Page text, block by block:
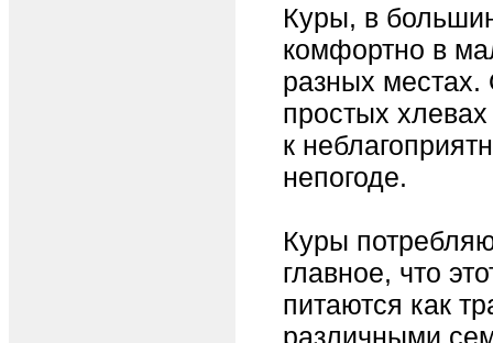
Куры, в
комфортно в
разных местах.
простых
к
непогоде.
Куры
главное, что
питаются как
различными